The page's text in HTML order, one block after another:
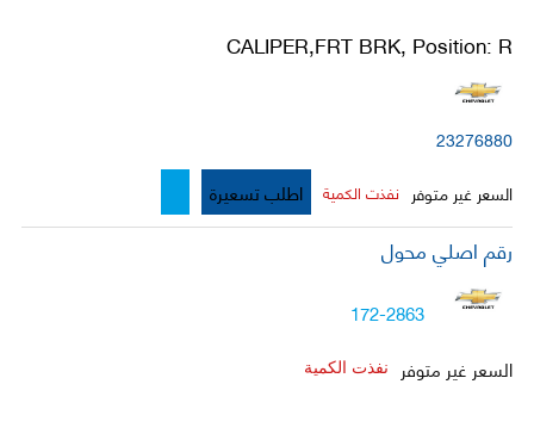
CALIPER,FRT BRK, Position: R
23276880
السعر غير متوفر نفذت الكمية اطلب تسعيرة
رقم اصلي محول
172-2863
السعر غير متوفر
نفذت الكمية